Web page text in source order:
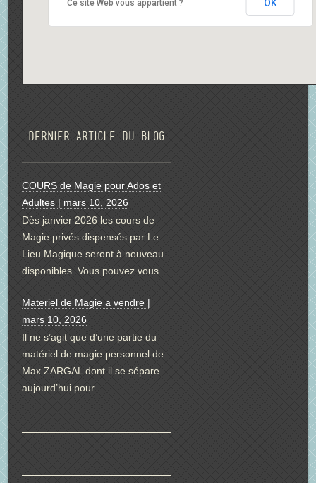
Ce site Web vous appartient ? OK
Dernier article du blog
COURS de Magie pour Ados et
Adultes | mars 10, 2026
Dès janvier 2026 les cours de
Magie privés dispensés par Le
Lieu Magique seront à nouveau
disponibles. Vous pouvez vous…
Materiel de Magie a vendre |
mars 10, 2026
Il ne s’agit que d’une partie du
matériel de magie personnel de
Max ZARGAL dont il se sépare
aujourd’hui pour…